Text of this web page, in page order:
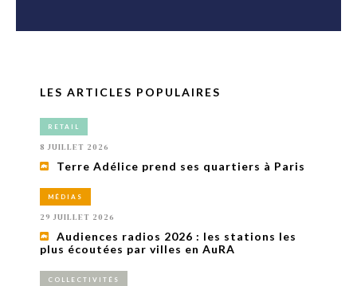
LES ARTICLES POPULAIRES
RETAIL
8 JUILLET 2026
Terre Adélice prend ses quartiers à Paris
MÉDIAS
29 JUILLET 2026
Audiences radios 2026 : les stations les
plus écoutées par villes en AuRA
COLLECTIVITÉS